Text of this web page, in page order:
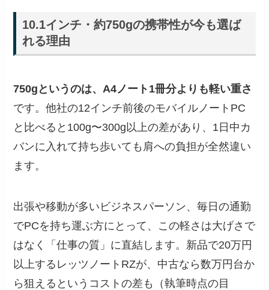
10.1インチ・約750gの携帯性が今も選ば
れる理由
750gというのは、A4ノート1冊分よりも軽い重さ
です。他社の12インチ前後のモバイルノートPC
と比べると100g〜300g以上の差があり、1日中カ
バンに入れて持ち歩いても肩への負担が全然違い
ます。
出張や移動が多いビジネスパーソン、毎日の通勤
でPCを持ち運ぶ方にとって、この軽さは大げさで
はなく「仕事の質」に直結します。新品で20万円
以上するレッツノートRZが、中古なら数万円台か
ら狙えるというコストの差も（執筆時点の目